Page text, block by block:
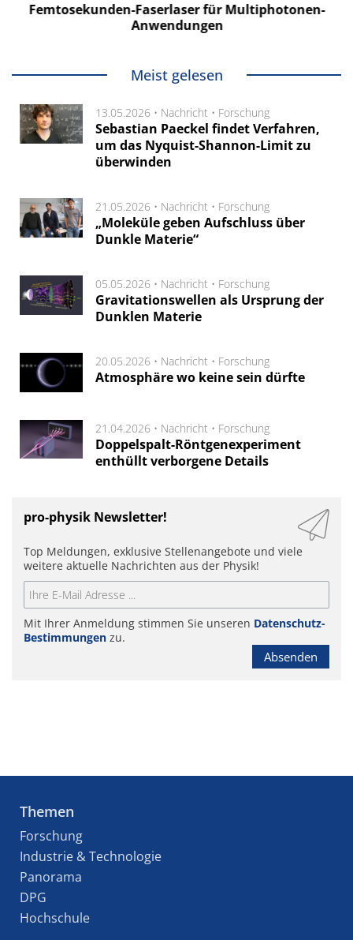
Femtosekunden-Faserlaser für Multiphotonen-
Anwendungen
Meist gelesen
13.05.2026 • Nachricht • Forschung
Sebastian Paeckel findet Verfahren,
um das Nyquist-Shannon-Limit zu
überwinden
21.05.2026 • Nachricht • Forschung
„Moleküle geben Aufschluss über
Dunkle Materie“
05.05.2026 • Nachricht • Forschung
Gravitationswellen als Ursprung der
Dunklen Materie
20.05.2026 • Nachricht • Forschung
Atmosphäre wo keine sein dürfte
21.04.2026 • Nachricht • Forschung
Doppelspalt-Röntgenexperiment
enthüllt verborgene Details
pro-physik Newsletter!
Top Meldungen, exklusive Stellenangebote und viele
weitere aktuelle Nachrichten aus der Physik!
Mit Ihrer Anmeldung stimmen Sie unseren Datenschutz-
Bestimmungen zu.
Absenden
Themen
Forschung
Industrie & Technologie
Panorama
DPG
Hochschule